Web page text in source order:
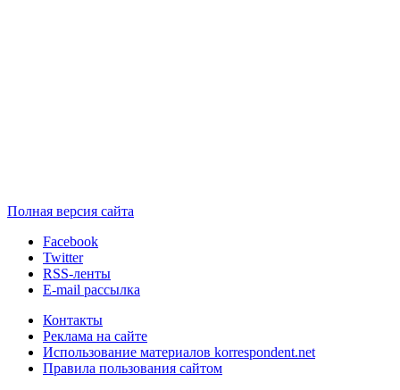
Полная версия сайта
Facebook
Twitter
RSS-ленты
E-mail рассылка
Контакты
Реклама на сайте
Использование материалов korrespondent.net
Правила пользования сайтом